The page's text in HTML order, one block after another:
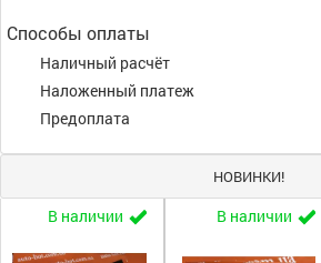
Способы оплаты
Наличный расчёт
Наложенный платеж
Предоплата
НОВИНКИ!
В наличии В наличии